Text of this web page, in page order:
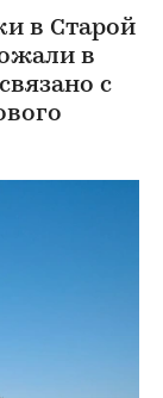
в Старой
в
с